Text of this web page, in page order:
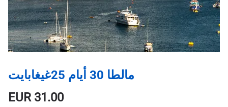
مالطا 30 أيام 25غيغابايت
EUR31.00